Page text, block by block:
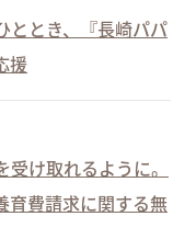
ととき、『長崎パパ
援
け取れるように。
育費請求に関する無